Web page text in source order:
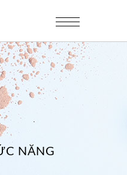
NĂNG